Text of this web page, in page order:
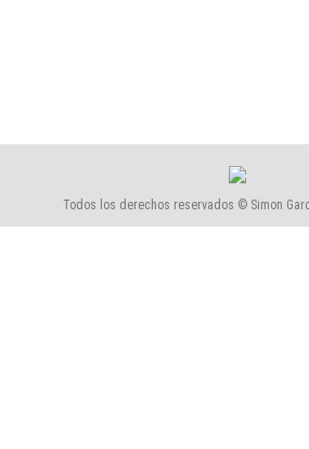
Todos los derechos reservados © Simon